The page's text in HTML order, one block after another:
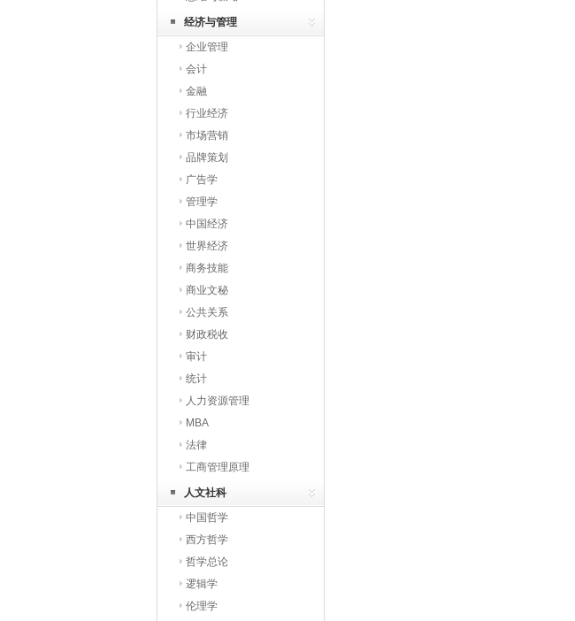
经济与管理
企业管理
会计
金融
行业经济
市场营销
品牌策划
广告学
管理学
中国经济
世界经济
商务技能
商业文秘
公共关系
财政税收
审计
统计
人力资源管理
MBA
法律
工商管理原理
人文社科
中国哲学
西方哲学
哲学总论
逻辑学
伦理学